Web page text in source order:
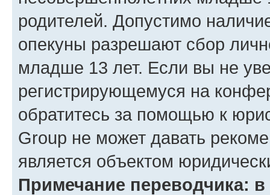
родителей. Допустимо
опекуны разрешают сбор
младше 13 лет. Если вы не
регистрирующемуся на
обратитесь за помощью к
Group не может давать
является объектом
Примечание переводчика: